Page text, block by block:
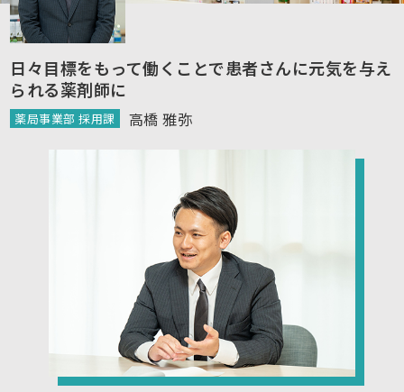
日々目標をもって働くことで患者さんに元気を与え
られる薬剤師に
薬局事業部 採用課 高橋 雅弥